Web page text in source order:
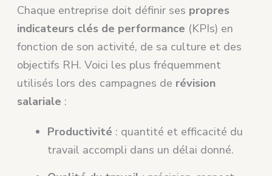
Chaque entreprise doit définir ses propres
indicateurs clés de performance (KPIs) en
fonction de son activité, de sa culture et des
objectifs RH. Voici les plus fréquemment
utilisés lors des campagnes de révision
salariale :
Productivité : quantité et efficacité du
travail accompli dans un délai donné.